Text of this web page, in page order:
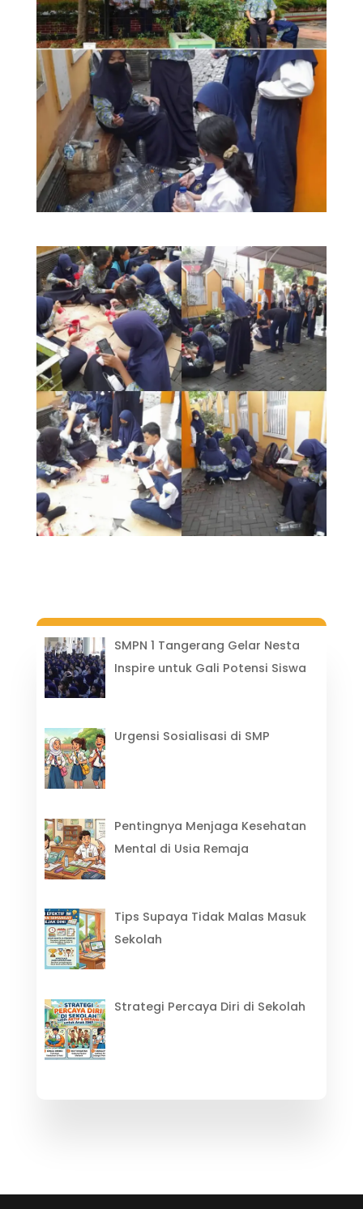
SMPN 1 Tangerang Gelar Nesta
Inspire untuk Gali Potensi Siswa
Urgensi Sosialisasi di SMP
Pentingnya Menjaga Kesehatan
Mental di Usia Remaja
Tips Supaya Tidak Malas Masuk
Sekolah
Strategi Percaya Diri di Sekolah